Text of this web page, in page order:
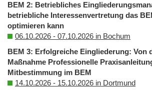
BEM 2: Betriebliches
betriebliche Interessenvertretung das
optimieren kann
06.10.2026 - 07.10.2026 in Bochum
BEM 3: Erfolgreiche Eingliederung: Von
Maßnahme Professionelle
Mitbestimmung im BEM
14.10.2026 - 15.10.2026 in Dortmund